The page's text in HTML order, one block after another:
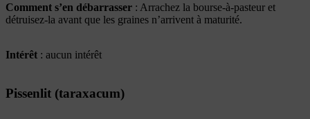
Comment s’en débarrasser : Arrachez la bourse-à-pasteur et
détruisez-la avant que les graines n’arrivent à maturité.
Intérêt : aucun intérêt
Pissenlit (taraxacum)